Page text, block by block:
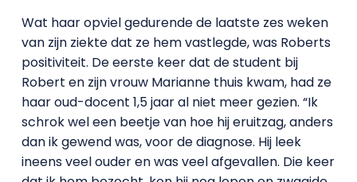
Wat haar opviel gedurende de laatste zes weken
van zijn ziekte dat ze hem vastlegde, was Roberts
positiviteit. De eerste keer dat de student bij
Robert en zijn vrouw Marianne thuis kwam, had ze
haar oud-docent 1,5 jaar al niet meer gezien. “Ik
schrok wel een beetje van hoe hij eruitzag, anders
dan ik gewend was, voor de diagnose. Hij leek
ineens veel ouder en was veel afgevallen. Die keer